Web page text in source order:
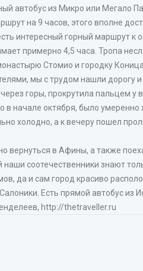
автобус из Микро или Мегало
на 9 часов, этого вполне
интересный горный маршрут к
примерно 4,5 часа. Тропа
Стомио и городку
мы с трудом нашли дорогу
горы, прокрутила пальцем у
в начале октября, было
холодно, а к вечеру пошел
вернуться в Афины, а также
наши соотечественники знают
да и сам город красиво
Есть прямой автобус из
http://thetraveller.ru